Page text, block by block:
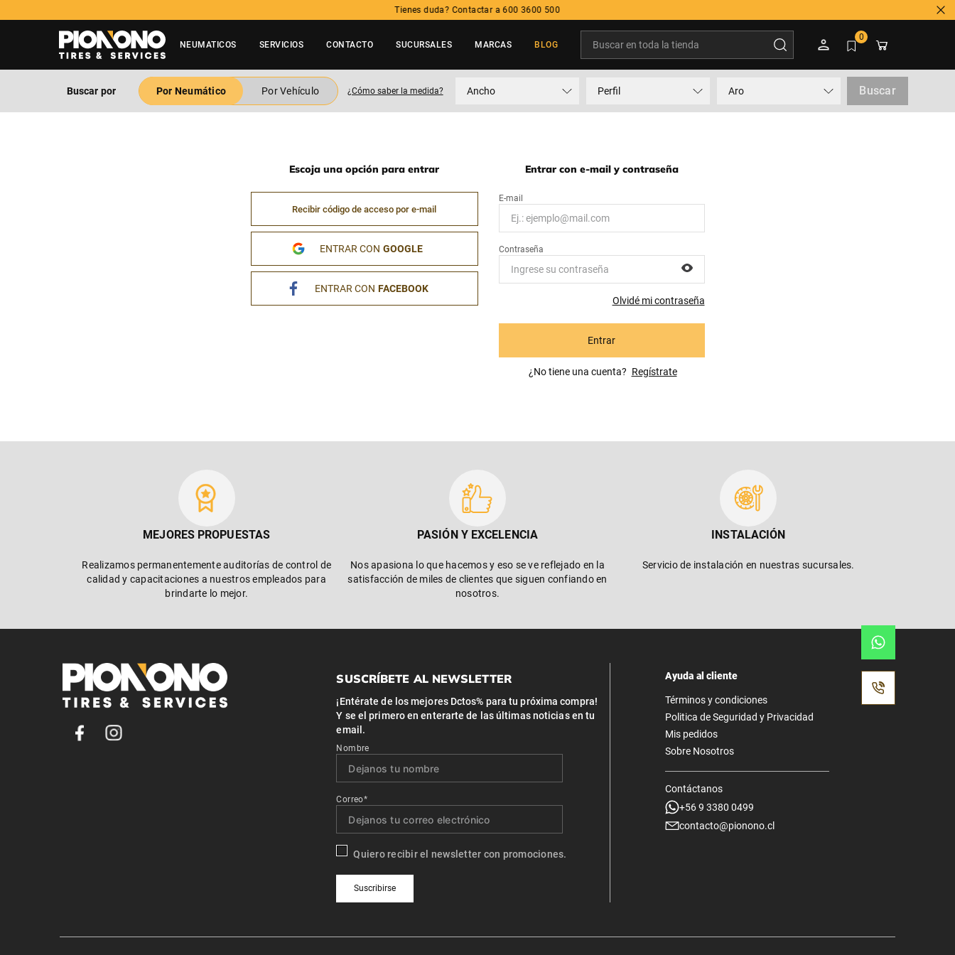
Tienes duda? Contactar a 600 3600 500
NEUMATICOS SERVICIOS CONTACTO SUCURSALES MARCAS BLOG
0
Buscar por Por Neumático Por Vehículo ¿Cómo saber la medida? Ancho Perfil Aro Buscar
Escoja una opción para entrar
Recibir código de acceso por e-mail
ENTRAR CON GOOGLE
ENTRAR CON FACEBOOK
Entrar con e-mail y contraseña
Olvidé mi contraseña
Entrar
¿No tiene una cuenta? Regístrese
MEJORES PROPUESTAS
Realizamos permanentemente auditorías de control de
calidad y capacitaciones a nuestros empleados para
brindarte lo mejor.
PASIÓN Y EXCELENCIA
Nos apasiona lo que hacemos y eso se ve reflejado en la
satisfacción de miles de clientes que siguen confiando en
nosotros.
INSTALACIÓN
Servicio de instalación en nuestras sucursales.
SUSCRÍBETE AL NEWSLETTER
¡Entérate de los mejores Dctos% para tu próxima compra!
Y se el primero en enterarte de las últimas noticias en tu
email.
Nombre
Correo*
Quiero recibir el newsletter con promociones.
Suscribirse
Ayuda al cliente
Términos y condiciones
Politica de Seguridad y Privacidad
Mis pedidos
Sobre Nosotros
Contáctanos
+56 9 3380 0499
contacto@pionono.cl
TÉRMINOS MÁS BUSCADOS
. neumatico
4. 195
5. 235